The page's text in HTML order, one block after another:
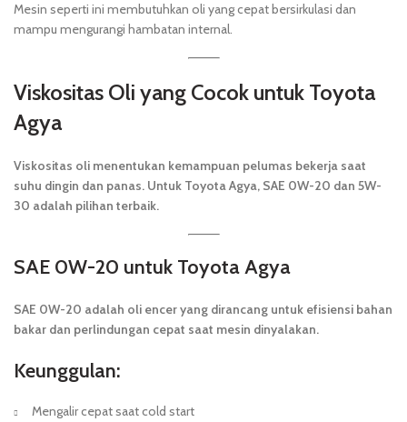
Mesin seperti ini membutuhkan oli yang cepat bersirkulasi dan
mampu mengurangi hambatan internal.
Viskositas Oli yang Cocok untuk Toyota
Agya
Viskositas oli menentukan kemampuan pelumas bekerja saat
suhu dingin dan panas. Untuk Toyota Agya, SAE 0W-20 dan 5W-
30 adalah pilihan terbaik.
SAE 0W-20 untuk Toyota Agya
SAE 0W-20 adalah oli encer yang dirancang untuk efisiensi bahan
bakar dan perlindungan cepat saat mesin dinyalakan.
Keunggulan:
Mengalir cepat saat cold start